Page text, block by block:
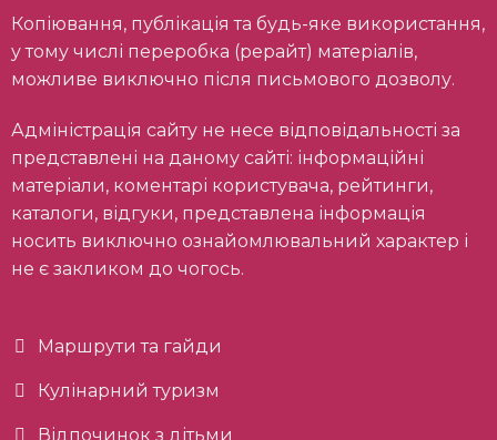
Копіювання, публікація та будь-яке використання,
у тому числі переробка (рерайт) матеріалів,
можливе виключно після письмового дозволу.
Адміністрація сайту не несе відповідальності за
представлені на даному сайті: інформаційні
матеріали, коментарі користувача, рейтинги,
каталоги, відгуки, представлена інформація
носить виключно ознайомлювальний характер і
не є закликом до чогось.
Маршрути та гайди
Кулінарний туризм
Відпочинок з дітьми